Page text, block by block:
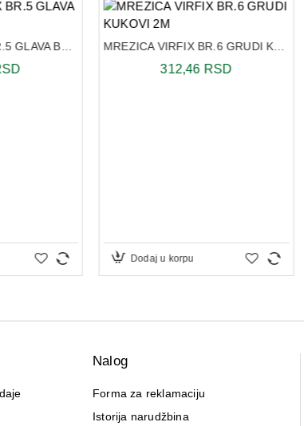
MREZICA VIRFIX BR.6 GRUDI KUKOVI 2M
312,46 RSD
Dodaj u korpu
Nalog
Forma za reklamaciju
Istorija narudžbina